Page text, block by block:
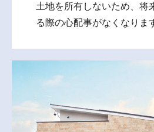
土地を所有しないため、将
る際の心配事がなくなりま